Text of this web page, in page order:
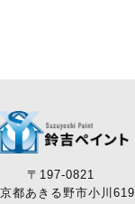
〒197-0821
都あきる野市小川619